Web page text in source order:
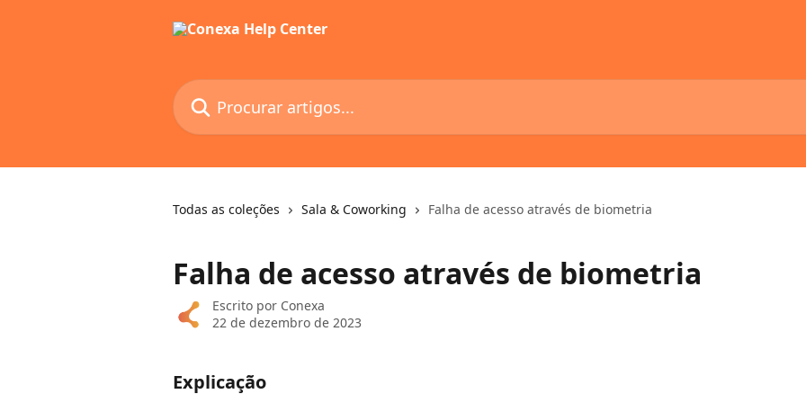
Procurar artigos...
Todas as coleções Sala & Coworking Falha de acesso através de biometria
Falha de acesso através de biometria
Escrito por Conexa
22 de dezembro de 2023
Explicação